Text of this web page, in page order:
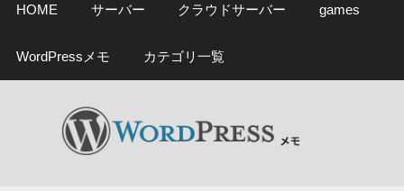
HOME サーバー クラウドサーバー games
WordPressメモ カテゴリ一覧